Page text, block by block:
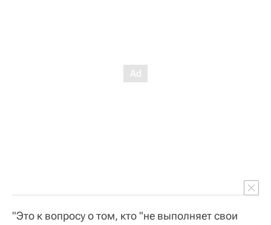
"Это к вопросу о том, кто "не выполняет свои